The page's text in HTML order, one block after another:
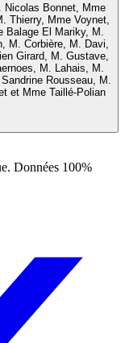
Nicolas Bonnet, Mme
Thierry, Mme Voynet,
El Mariky, M.
M. Corbière, M. Davi,
Girard, M. Gustave,
M. Lahais, M.
Rousseau, M.
et Mme Taillé-Polian
Données 100%